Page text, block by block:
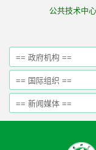
公共技术中心